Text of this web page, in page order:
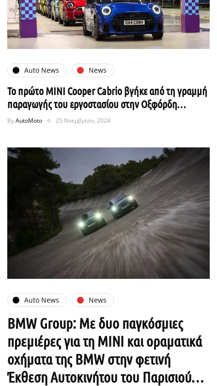
Auto News News
Το πρώτο MINI Cooper Cabrio βγήκε από τη γραμμή
παραγωγής του εργοστασίου στην Οξφόρδη…
ByAutoMoto 25 Νοεμβρίου, 2024
Auto News News
BMW Group: Με δυο παγκόσμιες
πρεμιέρες για τη MINI και οραματικά
οχήματα της BMW στην φετινή
Έκθεση Αυτοκινήτου του Παρισιού…